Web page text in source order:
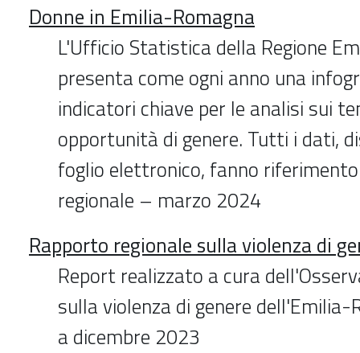
Donne in Emilia-Romagna
L'Ufficio Statistica della Regione
presenta come ogni anno una
indicatori chiave per le analisi sui
opportunità di genere. Tutti i dati,
foglio elettronico, fanno
regionale – marzo 2024
Rapporto regionale sulla violenza di
Report realizzato a cura
sulla violenza di genere dell'Emilia-
a dicembre 2023